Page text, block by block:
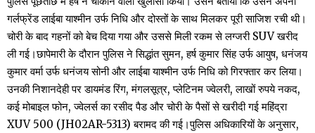
गर्लफ्रेंड लाईबा याश्मीन उर्फ निधि और दोस्तों के साथ मिलकर पूरी साजिश रची थी।
चोरी के बाद गहनों को बेच दिया गया और उससे मिली रकम से लग्जरी SUV खरीद
ली गई।छापेमारी के दौरान पुलिस ने सिद्धांत सुमन, हर्ष कुमार सिंह उर्फ आयुष, धनंजय
कुमार वर्मा उर्फ धनंजय सोनी और लाईबा याश्मीन उर्फ निधि को गिरफ्तार कर लिया।
उनकी निशानदेही पर डायमंड रिंग, मंगलसूत्र, प्लेटिनम ज्वेलरी, लाखों रुपये नकद,
कई मोबाइल फोन, ज्वेलर्स का रसीद पैड और चोरी के पैसों से खरीदी गई महिंद्रा
XUV 500 (JH02AR-5313) बरामद की गई।पुलिस अधिकारियों के अनुसार,